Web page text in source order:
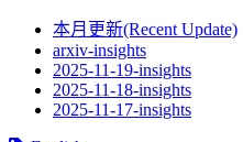
本月更新(Recent Update)
arxiv-insights
2025-11-19-insights
2025-11-18-insights
2025-11-17-insights